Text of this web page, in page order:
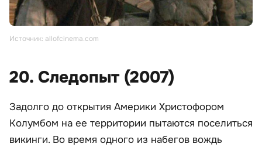
Источник: allofcinema.com
20. Следопыт (2007)
Задолго до открытия Америки Христофором
Колумбом на ее территории пытаются поселиться
викинги. Во время одного из набегов вождь